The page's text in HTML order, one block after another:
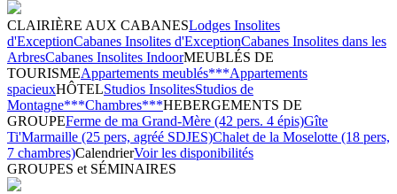
CLAIRIÈRE AUX CABANESLodges Insolites
d'ExceptionCabanes Insolites d'ExceptionCabanes Insolites dans les
ArbresCabanes Insolites IndoorMEUBLÉS DE
TOURISMEAppartements meublés***Appartements
spacieuxHÔTELStudios InsolitesStudios de
Montagne***Chambres***HEBERGEMENTS DE
GROUPEFerme de ma Grand-Mère (42 pers. 4 épis)Gîte
Ti'Marmaille (25 pers, agréé SDJES)Chalet de la Moselotte (18 pers,
7 chambres)CalendrierVoir les disponibilités
GROUPES et SÉMINAIRES